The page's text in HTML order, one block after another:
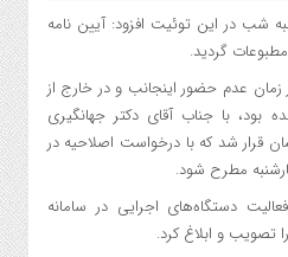
شب در این توئیت افزود: آیین نامه
گردید.
زمان عدم حضور اینجانب و در خارج از
با جناب آقای دکتر جهانگیری
قرار شد که با درخواست اصلاحیه در
مطرح شود.
دستگاه‌های اجرایی در سامانه
تصویب و ابلاغ کرد.